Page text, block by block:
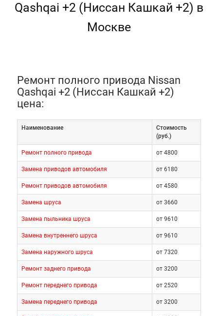
Qashqai +2 (Ниссан Кашкай +2) в
Москве
Ремонт полного привода Nissan
Qashqai +2 (Ниссан Кашкай +2)
цена:
Наименование
Cтоимость
(руб.)
Ремонт полного привода от 4800
Замена приводов автомобиля от 6180
Ремонт приводов автомобиля от 4580
Замена шруса от 3660
Замена пыльника шруса от 9610
Замена внутреннего шруса от 9610
Замена наружного шруса от 7320
Ремонт заднего привода от 3200
Ремонт переднего привода от 2520
Замена переднего привода от 3200